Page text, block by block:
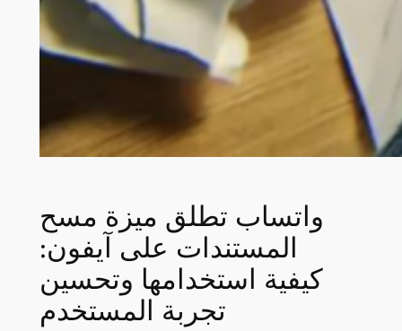
واتساب تطلق ميزة مسح
المستندات على آيفون:
كيفية استخدامها وتحسين
تجربة المستخدم